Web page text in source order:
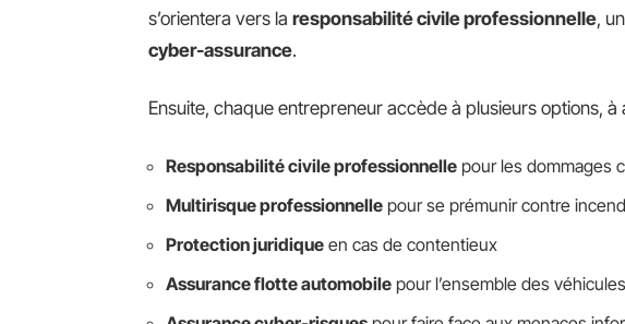
s’orientera vers la responsabilité civile professionnelle,
cyber-assurance.
Ensuite, chaque entrepreneur accède à plusieurs options, à
Responsabilité civile professionnelle pour les dommages
Multirisque professionnelle pour se prémunir contre
Protection juridique en cas de contentieux
Assurance flotte automobile pour l’ensemble des